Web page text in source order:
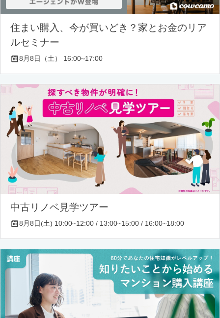
住まい購入、今が買いどき？家とお金のリア
ルセミナー
8月8日（土） 16:00~17:00
中古リノベ見学ツアー
8月8日(土) 10:00~12:00 / 13:00~15:00 / 16:00~18:00